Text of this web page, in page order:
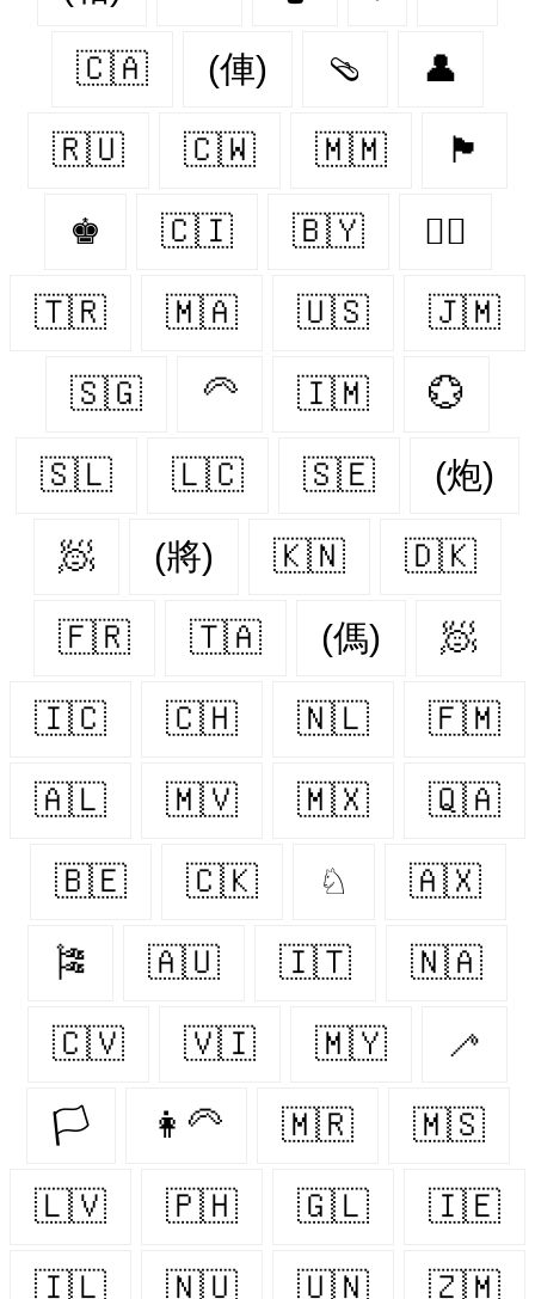
🇨🇦 (俥) 🩴 👤
🇷🇺 🇨🇼 🇲🇲 🏴
♚ 🇨🇮 🇧🇾 🏳️‍🌈
🇹🇷 🇲🇦 🇺🇸 🇯🇲
🇸🇬 🦳 🇮🇲 💮
🇸🇱 🇱🇨 🇸🇪 (炮)
🧖‍ (將) 🇰🇳 🇩🇰
🇫🇷 🇹🇦 (傌) 🧖
🇮🇨 🇨🇭 🇳🇱 🇫🇲
🇦🇱 🇲🇻 🇲🇽 🇶🇦
🇧🇪 🇨🇰 ♘ 🇦🇽
🎏 🇦🇺 🇮🇹 🇳🇦
🇨🇻 🇻🇮 🇲🇾 🦯
🏳️ 👩‍🦳 🇲🇷 🇲🇸
🇱🇻 🇵🇭 🇬🇱 🇮🇪
🇮🇱 🇳🇺 🇺🇳 🇿🇲